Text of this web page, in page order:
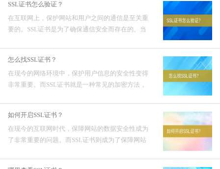
SSL证书可能会有问题...
SSL证书怎么验证？
在互联网上，保护网站和用户之间的通信是至关重
要的。SSL证书是为了确保通信安全而存在的。当
不会被黑客窃取。SSL...
怎么找SSL证书？
在现今的网络环境中，保护用户信息的安全性变得
非常重要。而SSL证书就是一种常见的加密方法，
可以通过以下...
如何开启SSL证书？
在现今的互联网时代，保障网站的数据安全性成为
了非常重要的问题。而SSL证书则成为了保障网站